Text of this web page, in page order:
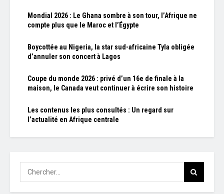
Mondial 2026 : Le Ghana sombre à son tour, l’Afrique ne
compte plus que le Maroc et l’Égypte
Boycottée au Nigeria, la star sud-africaine Tyla obligée
d’annuler son concert à Lagos
Coupe du monde 2026 : privé d’un 16e de finale à la
maison, le Canada veut continuer à écrire son histoire
Les contenus les plus consultés : Un regard sur
l’actualité en Afrique centrale